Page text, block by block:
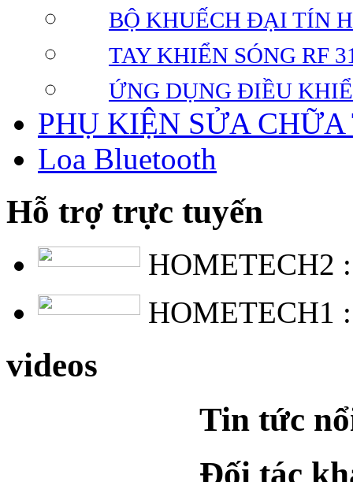
BỘ KHUẾCH ĐẠI TÍN
TAY KHIỂN SÓNG RF
ỨNG DỤNG ĐIỀU
PHỤ KIỆN SỬA
Loa Bluetooth
Hỗ trợ trực tuyến
HOMETECH2
HOMETECH1
videos
Tin tức
Đối tác